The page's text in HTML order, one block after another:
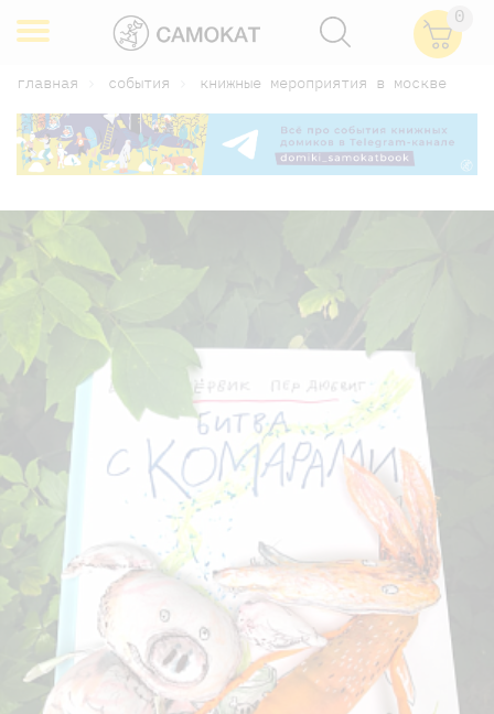
0
главная события книжные мероприятия в москве